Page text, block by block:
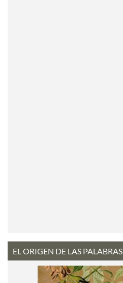
EL ORIGEN DE LAS PALABRAS